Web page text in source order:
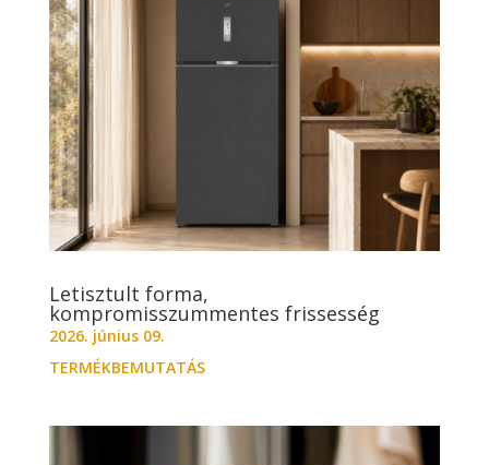
Letisztult forma,
kompromisszummentes frissesség
2026. június 09.
TERMÉKBEMUTATÁS